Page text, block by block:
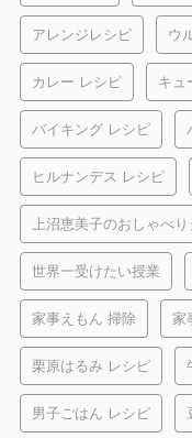
アレンジレシピ ウ
カレー レシピ キュ
バイキング レシピ
ヒルナンデス レシピ
上沼恵美子のおしゃべ
世界一受けたい授業
家事えもん 掃除 家
栗原はるみ レシピ
男子ごはん レシピ